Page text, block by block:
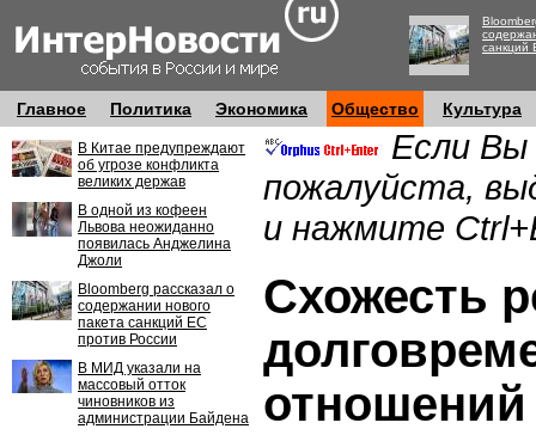
санкций
Главное Политика Экономика Общество Культура
В Китае предупреждают
об угрозе конфликта
великих держав
В одной из кофеен
Львова неожиданно
появилась Анджелина
Джоли
Bloomberg рассказал о
содержании нового
пакета санкций ЕС
против России
В МИД указали на
массовый отток
чиновников из
администрации Байдена
Если Вы
пожалуйста,
и нажмите
Схожесть
отношений